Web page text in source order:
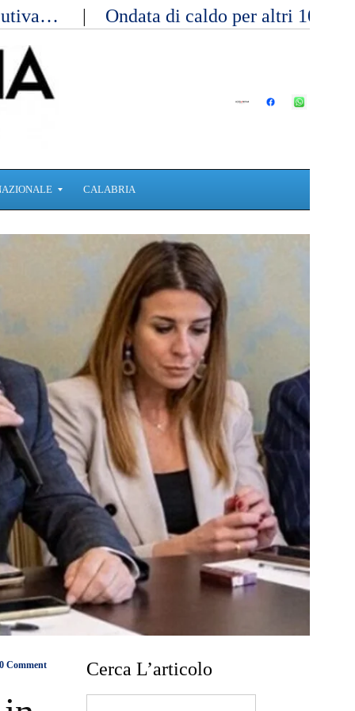
Ondata di caldo per altri 10
CALABRIA
0 Comment Cerca L’articolo